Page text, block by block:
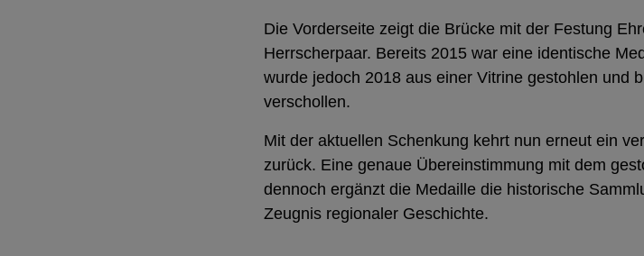
Die Vorderseite zeigt die Brücke mit der Festung
Herrscherpaar. Bereits 2015 war eine identische
wurde jedoch 2018 aus einer Vitrine gestohlen und
verschollen.
Mit der aktuellen Schenkung kehrt nun erneut ein
zurück. Eine genaue Übereinstimmung mit dem
dennoch ergänzt die Medaille die historische
Zeugnis regionaler Geschichte.